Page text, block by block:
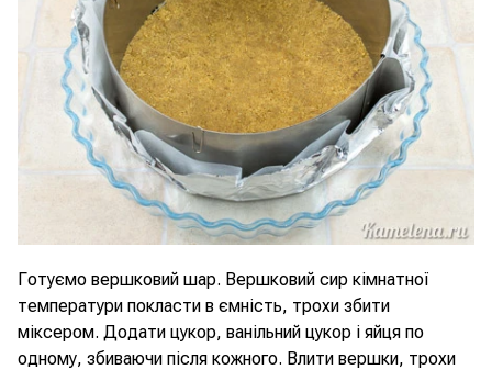
Готуємо вершковий шар. Вершковий сир кімнатної
температури покласти в ємність, трохи збити
міксером. Додати цукор, ванільний цукор і яйця по
одному, збиваючи після кожного. Влити вершки, трохи